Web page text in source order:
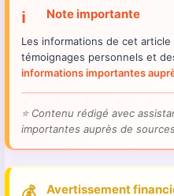
ℹ️ Note importante
Les informations de cet
témoignages personnels et
informations importantes
⭐ Contenu rédigé avec
importantes auprès de
Avertissement